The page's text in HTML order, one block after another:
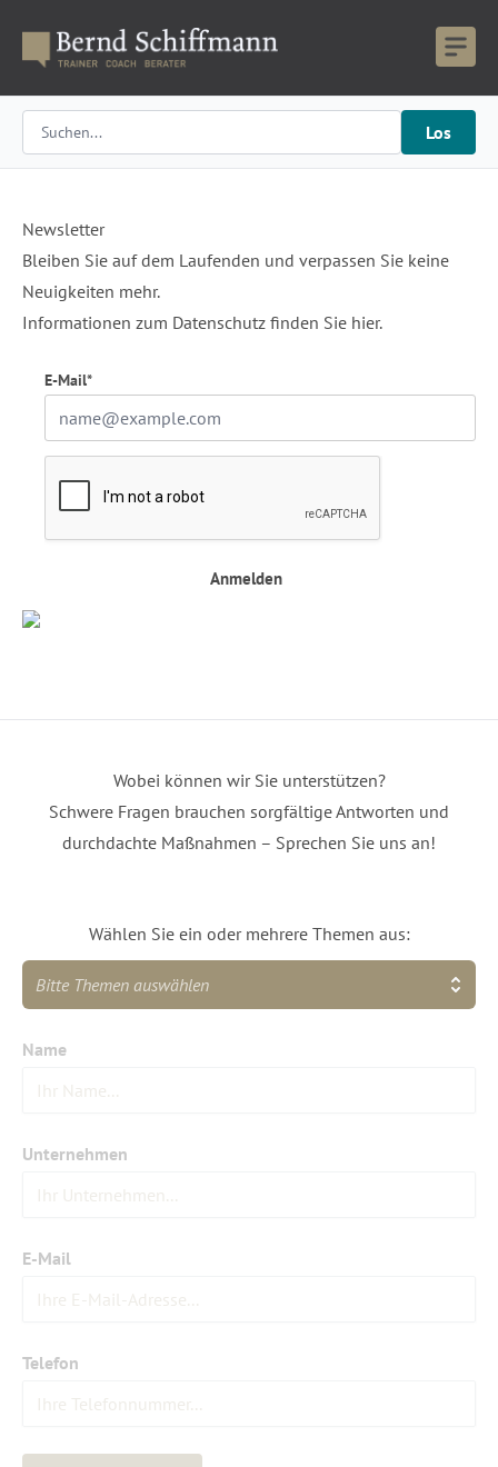
Los
Newsletter
Bleiben Sie auf dem Laufenden und verpassen Sie keine
Neuigkeiten mehr.
Informationen zum Datenschutz finden Sie hier.
E-Mail*
Anmelden
Wobei können wir Sie unterstützen?
Schwere Fragen brauchen sorgfältige Antworten und
durchdachte Maßnahmen – Sprechen Sie uns an!
Wählen Sie ein oder mehrere Themen aus:
Bitte Themen auswählen
Name
Unternehmen
E-Mail
Telefon